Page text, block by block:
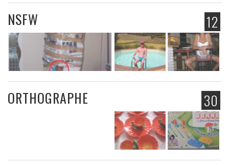
12
NSFW
30
ORTHOGRAPHE